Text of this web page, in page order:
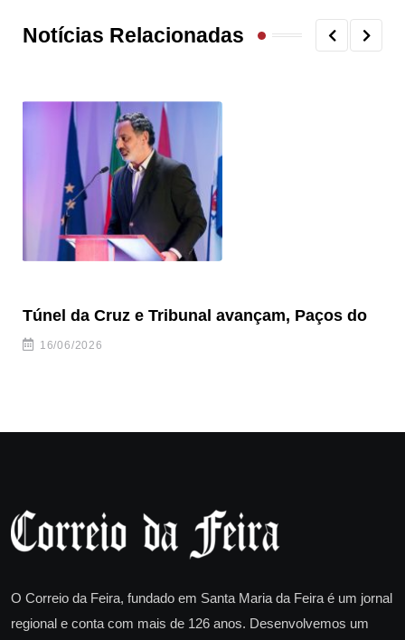
Notícias Relacionadas
Túnel da Cruz e Tribunal avançam, Paços do
16/06/2026
O Correio da Feira, fundado em Santa Maria da Feira é um jornal
regional e conta com mais de 126 anos. Desenvolvemos um